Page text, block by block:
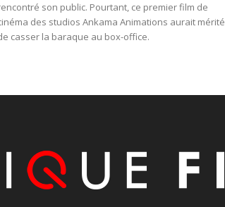
son public. Pourtant, ce premier film de
des studios Ankama Animations aurait mérité
casser la baraque au box-office.